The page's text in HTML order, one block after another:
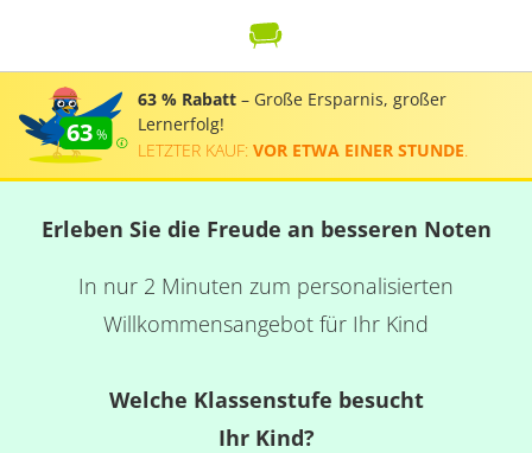
63
63 % Rabatt – Große Ersparnis, großer
Lernerfolg!
LETZTER KAUF: VOR ETWA EINER STUNDE
Erleben Sie die Freude an besseren Noten
In nur 2 Minuten zum personalisierten
Willkommensangebot für Ihr Kind
Welche Klassenstufe besucht
Ihr Kind?